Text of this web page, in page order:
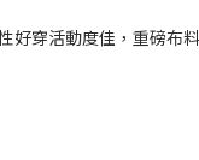
好穿活動度佳，重磅布